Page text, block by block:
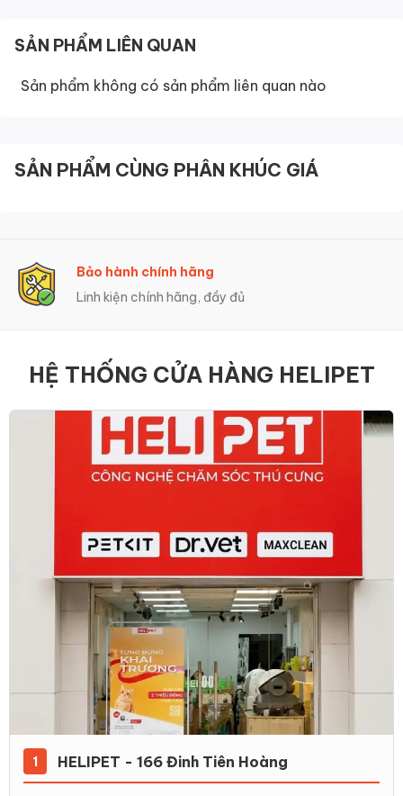
Cát đậu nành
Cát hỗn hợp
Trọng lượng: 174
SẢN PHẨM LIÊN QUAN
Sản phẩm không có sản phẩm liên quan nào
SẢN PHẨM CÙNG PHÂN KHÚC GIÁ
Bảo hành chính hãng
Linh kiện chính hãng, đầy đủ
HỆ THỐNG CỬA HÀNG HELIPET
1 HELIPET - 166 Đinh Tiên Hoàng